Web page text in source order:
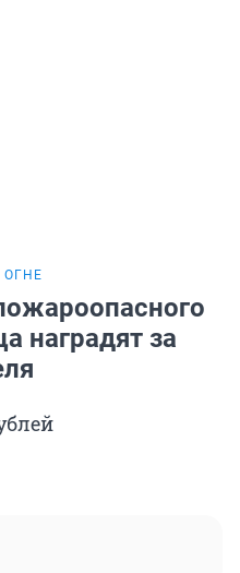
ОГНЕ
наградят за